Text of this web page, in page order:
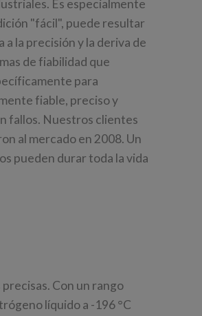
Es especialmente
"fácil", puede resultar
la precisión y la deriva de
de fiabilidad que
para
fiable, preciso y
fallos. Nuestros clientes
al mercado en 2008. Un
pueden durar toda la vida
Con un rango
líquido a -196 °C